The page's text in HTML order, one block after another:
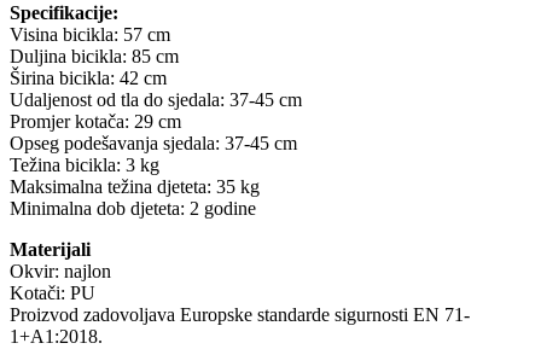
Specifikacije:
Visina bicikla: 57 cm
Duljina bicikla: 85 cm
Širina bicikla: 42 cm
Udaljenost od tla do sjedala: 37-45 cm
Promjer kotača: 29 cm
Opseg podešavanja sjedala: 37-45 cm
Težina bicikla: 3 kg
Maksimalna težina djeteta: 35 kg
Minimalna dob djeteta: 2 godine
Materijali
Okvir: najlon
Kotači: PU
Proizvod zadovoljava Europske standarde sigurnosti EN 71-
1+A1:2018.